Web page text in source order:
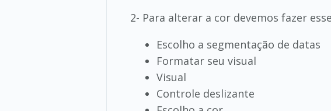
2- Para alterar a cor devemos fazer
Escolho a segmentação de datas
Formatar seu visual
Visual
Controle deslizante